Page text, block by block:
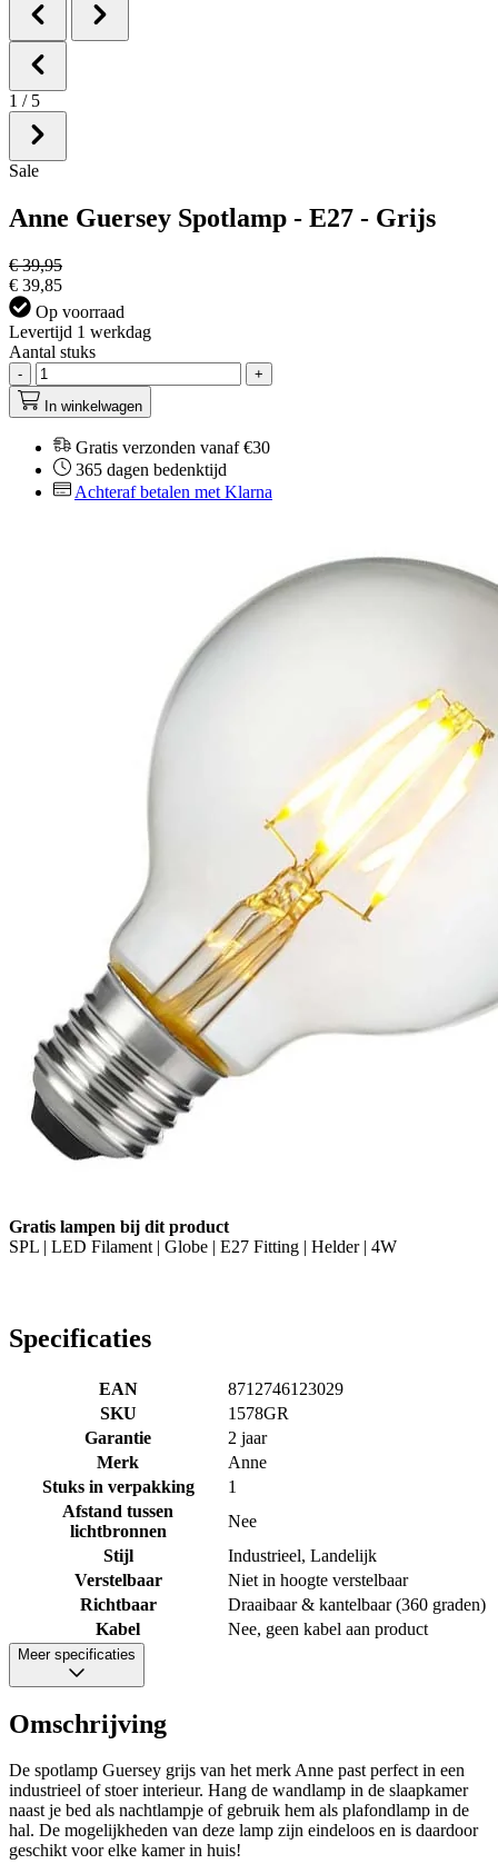
1 / 5
Sale
Anne Guersey Spotlamp - E27 - Grijs
€ 39,95
€ 39,85
Op voorraad
Levertijd 1 werkdag
Aantal stuks
-
+
In winkelwagen
Gratis verzonden vanaf €30
365 dagen bedenktijd
Achteraf betalen met Klarna
Gratis lampen bij dit product
SPL | LED Filament | Globe | E27 Fitting | Helder | 4W
Specificaties
EAN
8712746123029
SKU
1578GR
Garantie
2 jaar
Merk
Anne
Stuks in verpakking
1
Afstand tussen
lichtbronnen
Nee
Stijl
Industrieel, Landelijk
Verstelbaar
Niet in hoogte verstelbaar
Richtbaar
Draaibaar & kantelbaar (360 graden)
Kabel
Nee, geen kabel aan product
Meer specificaties
Omschrijving
De spotlamp Guersey grijs van het merk Anne past perfect in een
industrieel of stoer interieur. Hang de wandlamp in de slaapkamer
naast je bed als nachtlampje of gebruik hem als plafondlamp in de
hal. De mogelijkheden van deze lamp zijn eindeloos en is daardoor
geschikt voor elke kamer in huis!